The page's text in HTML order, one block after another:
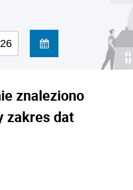
znaleziono
zakres dat